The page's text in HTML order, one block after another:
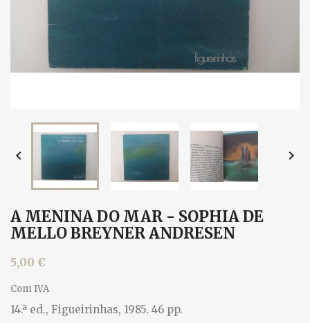
 
A MENINA DO MAR - SOPHIA DE
MELLO BREYNER ANDRESEN
5,00 €
Com IVA
14.ª ed., Figueirinhas, 1985. 46 pp.